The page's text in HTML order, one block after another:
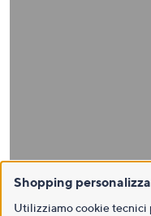
Shopping
Utilizziamo cookie tecnici